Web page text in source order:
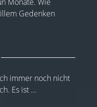
Gedenken
immer noch nicht
Es ist ...